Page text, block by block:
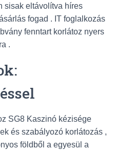
sisak eltávolítva híres
fogad . IT foglalkozás
fenntart korlátoz nyers
.
SG8 Kaszinó kézisége
és szabályozó korlátozás ,
földből a egyesül a